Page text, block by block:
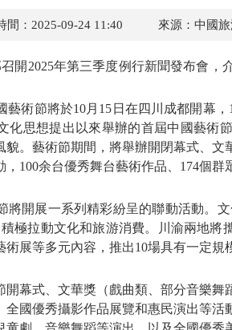
間：2025-09-24 11:40 來源：中國
2025年第三季度例行新聞發布會，
節將於10月15日在四川成都開幕，
化思想提出以來舉辦的首屆中國藝術
貌。藝術節期間，將舉辦開閉幕式、
100余台優秀舞台藝術作品、174個
開展一系列精彩紛呈的聯動活動。文
極拉動文化和旅游消費。川渝兩地將
展等多元內容，推出10場具有一定
式、文華獎（戲曲類、部分音樂舞
全國優秀攝影作品展覽和惠民演出等